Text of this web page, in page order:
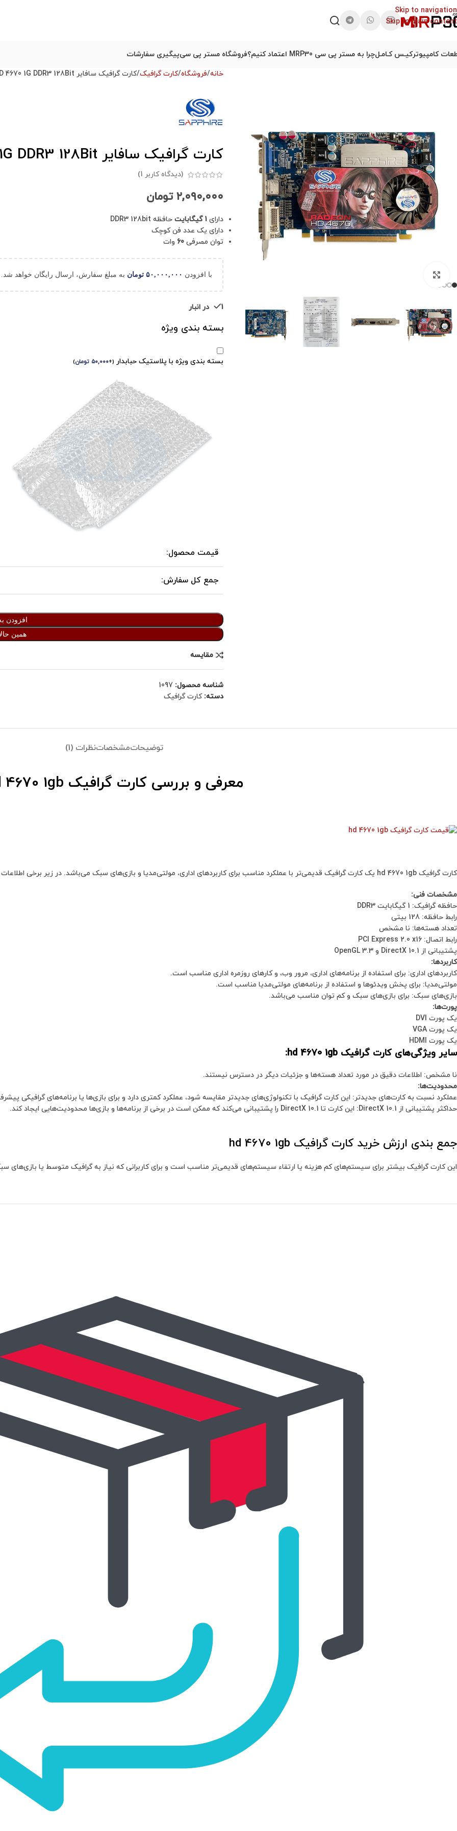
Skip to navigation
Skip to main content
کامپیوترکیـس کـامـلچرا به مستر پی سی MRP30 اعتماد کنیم؟ فروشگاه مستر پی سیپیگیری سفارشات
خانه فروشگاه کارت گرافیک کارت گرافیک سافایر Sapphire HD 4670 1G DDR3 128Bit استوک
کارت گرافیک سافایر Sapphire HD 4670 1G DDR3 128Bit استوک
(دیدگاه کاربر 1
)
۲,۰۹۰,۰۰۰ تومان
دارای 1 گیگابایت
حافظه DDR3 128bit
دارای یک عدد فن کوچک
توان مصرفی 60 وات
با افزودن ۵۰,۰۰۰,۰۰۰ تومان به مبلغ سفارش، ارسال رایگان خواهد شد.
1 در انبار
بسته بندی ویژه
بسته بندی ویژه با پلاستیک حبابدار (
+۵۰,۰۰۰ تومان)
قیمت محصول:
جمع کل سفارش:
افزودن
همین
مقایسه
شناسه محصول: 1097
دسته: کارت گرافیک
توضیحاتمشخصاتنظرات (1)
معرفی و بررسی کارت گرافیک hd 4670 1gb
کارت گرافیک hd 4670 1gb یک کارت گرافیک قدیمی‌تر با عملکرد مناسب برای کاربردهای اداری، مولتی‌مدیا و بازی‌های سبک می‌باشد. در زیر برخی اطلاعات کلیدی در مورد این کارت گرافیک آورده شده است:
مشخصات فنی:
حافظه گرافیک: 1 گیگابایت DDR3
رابط حافظه: 128 بیتی
تعداد هسته‌ها: نا مشخص
رابط اتصال: PCI Express 2.0 x16
پشتیبانی از DirectX 10.1 و OpenGL 3.3
کاربردها:
کاربردهای اداری: برای استفاده از برنامه‌های اداری، مرور وب، و کارهای روزمره اداری مناسب است.
مولتی‌مدیا: برای پخش ویدئوها و استفاده از برنامه‌های مولتی‌مدیا مناسب است.
بازی‌های سبک: برای بازی‌های سبک و کم توان مناسب می‌باشد.
پورت‌ها:
یک پورت DVI
یک پورت VGA
یک پورت HDMI
سایر ویژگی‌های کارت گرافیک hd 4670 1gb:
نا مشخص: اطلاعات دقیق در مورد تعداد هسته‌ها و جزئیات دیگر در دسترس نیستند.
محدودیت‌ها:
عملکرد نسبت به کارت‌های جدیدتر: این کارت گرافیک با تکنولوژی‌های جدیدتر مقایسه شود، عملکرد کمتری دارد و برای بازی‌ها یا برنامه‌های گرافیکی
حداکثر پشتیبانی از DirectX 10.1: این کارت تا DirectX 10.1 را پشتیبانی می‌کند که ممکن است در برخی از برنامه‌ها و بازی‌ها محدودیت‌هایی ایجاد کند.
جمع بندی ارزش خرید کارت گرافیک hd 4670 1gb
این کارت گرافیک بیشتر برای سیستم‌های کم هزینه یا ارتقاء سیستم‌های قدیمی‌تر مناسب است و برای کاربرانی که نیاز به گرافیک متوسط یا بازی‌های